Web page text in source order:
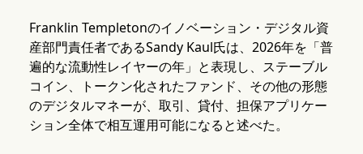
Franklin Templetonのイノベーション・デジタル資
産部門責任者であるSandy Kaul氏は、2026年を「普
遍的な流動性レイヤーの年」と表現し、ステーブル
コイン、トークン化されたファンド、その他の形態
のデジタルマネーが、取引、貸付、担保アプリケー
ション全体で相互運用可能になると述べた。